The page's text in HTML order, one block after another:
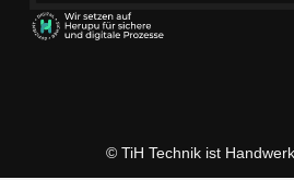
© TiH Technik ist